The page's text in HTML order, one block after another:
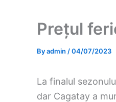
Prețul
Byadmin /04/07/2023
La finalul
dar Cagatay a